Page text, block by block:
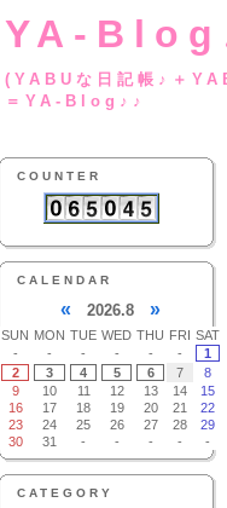
YA-
(YABUな日
＝YA-Blog♪♪
COUNTER
CALENDAR
« 2026.8 »
SUN MON TUE WED THU FRI SAT
-
- - - - -
1
2
3 4 5 6 7
8
9
10 11 12 13 14
15
16
17 18 19 20 21
22
23
24 25 26 27 28
29
30
31 - - - - -
CATEGORY